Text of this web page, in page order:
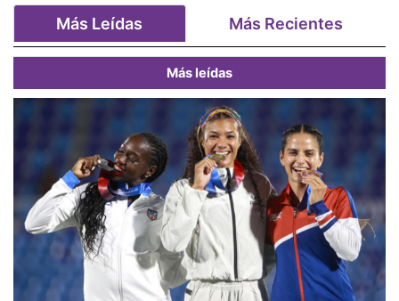
Más Leídas Más Recientes
Más leídas